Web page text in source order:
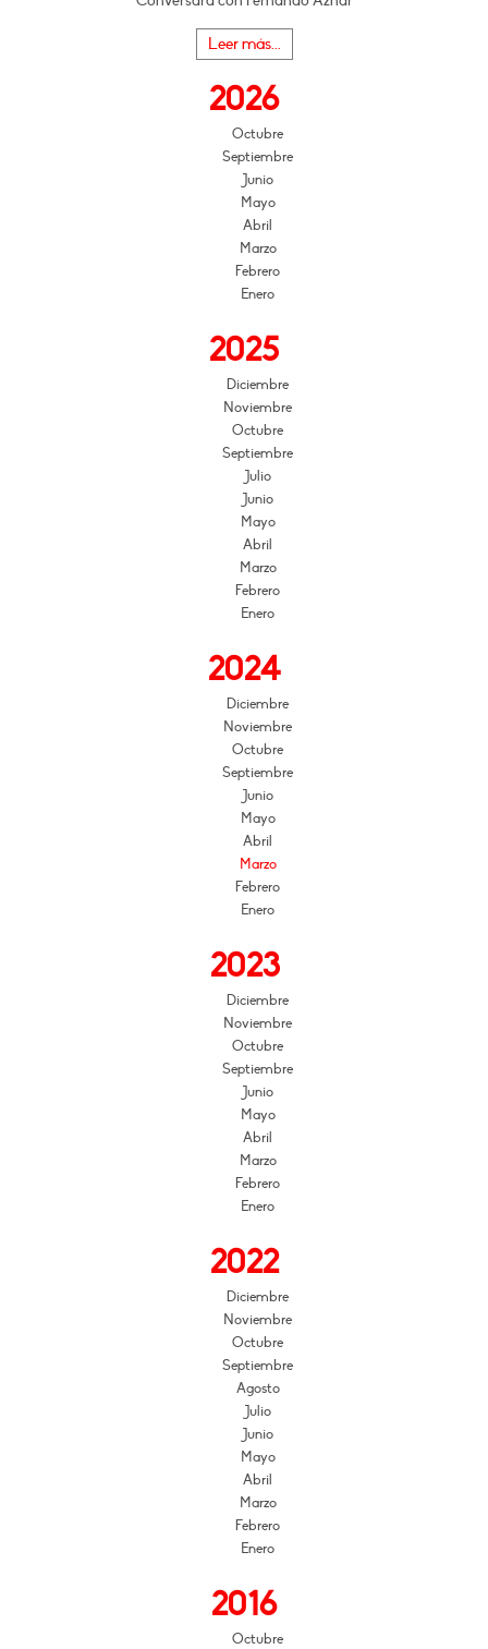
Leer más...
2026
Octubre
Septiembre
Junio
Mayo
Abril
Marzo
Febrero
Enero
2025
Diciembre
Noviembre
Octubre
Septiembre
Julio
Junio
Mayo
Abril
Marzo
Febrero
Enero
2024
Diciembre
Noviembre
Octubre
Septiembre
Junio
Mayo
Abril
Marzo
Febrero
Enero
2023
Diciembre
Noviembre
Octubre
Septiembre
Junio
Mayo
Abril
Marzo
Febrero
Enero
2022
Diciembre
Noviembre
Octubre
Septiembre
Agosto
Julio
Junio
Mayo
Abril
Marzo
Febrero
Enero
2016
Octubre